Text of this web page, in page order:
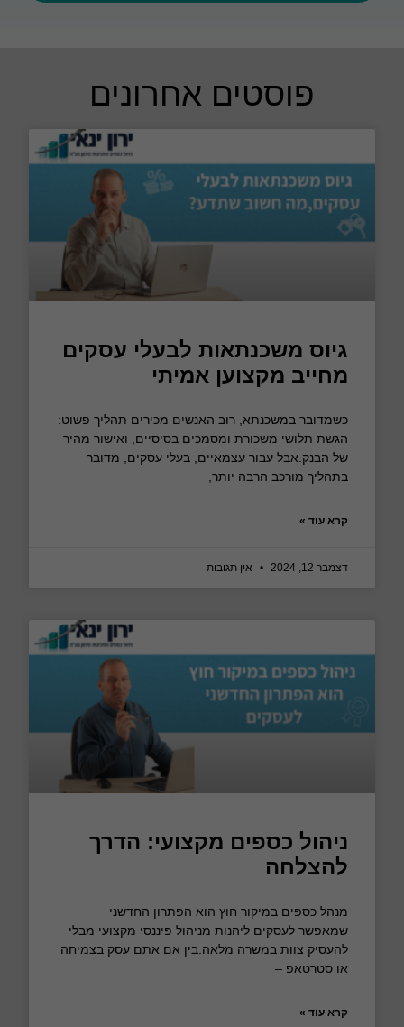
פוסטים אחרונים
גיוס משכנתאות לבעלי עסקים
מחייב מקצוען אמיתי
כשמדובר במשכנתא, רוב האנשים מכירים תהליך פשוט:
הגשת תלושי משכורת ומסמכים בסיסיים, ואישור מהיר
של הבנק.אבל עבור עצמאיים, בעלי עסקים, מדובר
בתהליך מורכב הרבה יותר,
קרא עוד »
דצמבר 12, 2024 אין תגובות
ניהול כספים מקצועי: הדרך
להצלחה
מנהל כספים במיקור חוץ הוא הפתרון החדשני
שמאפשר לעסקים ליהנות מניהול פיננסי מקצועי מבלי
להעסיק צוות במשרה מלאה.בין אם אתם עסק בצמיחה
או סטרטאפ –
קרא עוד »